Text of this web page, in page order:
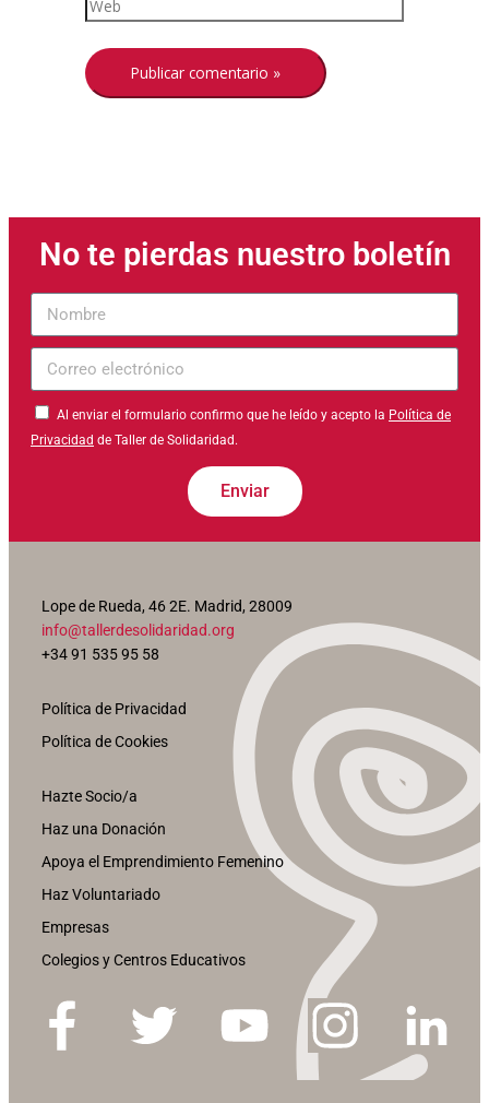
No te pierdas nuestro boletín
Al enviar el formulario confirmo que he leído y acepto la Política de
Privacidad de Taller de Solidaridad.
Enviar
Lope de Rueda, 46 2E. Madrid, 28009
info@tallerdesolidaridad.org
+34 91 535 95 58
Política de Privacidad
Política de Cookies
Hazte Socio/a
Haz una Donación
Apoya el Emprendimiento Femenino
Haz Voluntariado
Empresas
Colegios y Centros Educativos